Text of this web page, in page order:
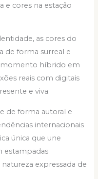
e cores na estação
as cores do
de forma surreal e
momento híbrido em
reais com digitais
e viva.
de forma autoral e
internacionais
única que une
estampadas
expressada de